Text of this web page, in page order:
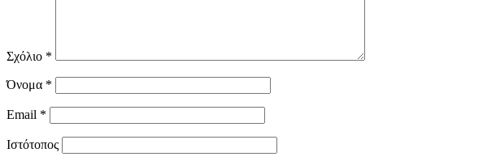
Σχόλιο *
Όνομα *
Email *
Ιστότοπος